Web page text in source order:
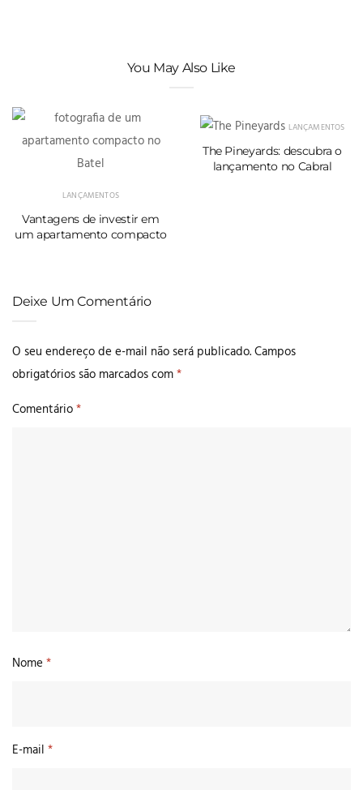
You May Also Like
LANÇAMENTOS
Vantagens de investir em
um apartamento compacto
LANÇAMENTOS
The Pineyards: descubra o
lançamento no Cabral
Deixe Um Comentário
O seu endereço de e-mail não será publicado.Campos
obrigatórios são marcados com*
Comentário*
Nome *
E-mail *